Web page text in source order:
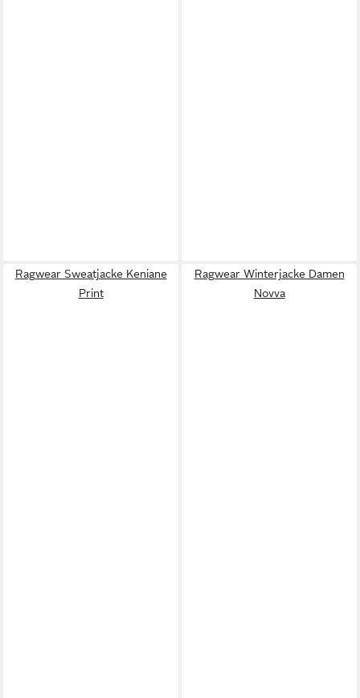
Ragwear Sweatjacke Keniane
Print
Ragwear Winterjacke Damen
Novva